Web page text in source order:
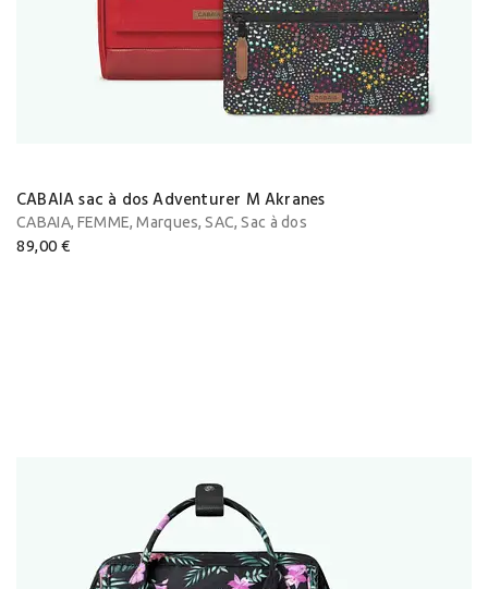
CABAIA sac à dos Adventurer M Akranes
CABAIA, FEMME,Marques,SAC,Sac à dos
89,00 €